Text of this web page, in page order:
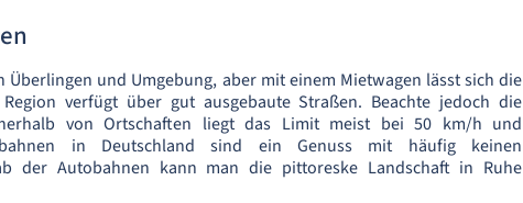
und Umgebung, aber mit einem Mietwagen lässt sich die
verfügt über gut ausgebaute Straßen. Beachte jedoch die
von Ortschaften liegt das Limit meist bei 50 km/h und
in Deutschland sind ein Genuss mit häufig keinen
der Autobahnen kann man die pittoreske Landschaft in Ruhe